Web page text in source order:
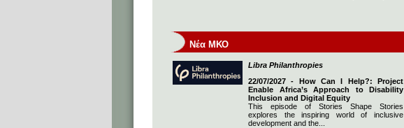
Νέα ΜΚΟ
Libra Philanthropies
22/07/2027 - How Can I Help?: Project
Enable Africa’s Approach to Disability
Inclusion and Digital Equity
This episode of Stories Shape Stories
explores the inspiring world of inclusive
development and the...